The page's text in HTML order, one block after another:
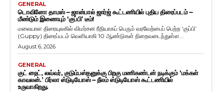
GENERAL
டொவினோ தாமஸ் – ஜான்பால் ஜார்ஜ் கூட்டணியில் புதிய திரைப்படம் –
மீண்டும் இணையும் ‘குப்பி’ டீம்!
மலையாள திரையுலகில் விமர்சன ரீதியாகப் பெரும் வரவேற்பைப் பெற்ற ‘குப்பி’
(Guppy) திரைப்படம் வெளியாகி 10 ஆண்டுகள் நிறைவடைந்துள்ள...
August 6, 2026
GENERAL
குட் நைட், லவ்வர், குடும்பஸ்தனுக்கு பிறகு மணிகண்டன் நடிக்கும் ‘மக்கள்
காவலன்.’ பிர்லா ஸ்டுடியோஸ் – நீலம் ஸ்டுடியோஸ் கூட்டணியில்
உருவாகிறது.